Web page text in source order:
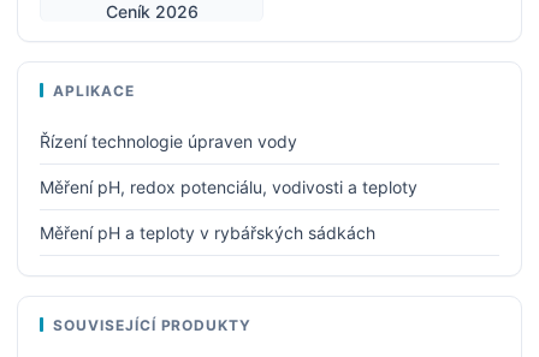
Ceník 2026
APLIKACE
Řízení technologie úpraven vody
Měření pH, redox potenciálu, vodivosti a teploty
Měření pH a teploty v rybářských sádkách
SOUVISEJÍCÍ PRODUKTY